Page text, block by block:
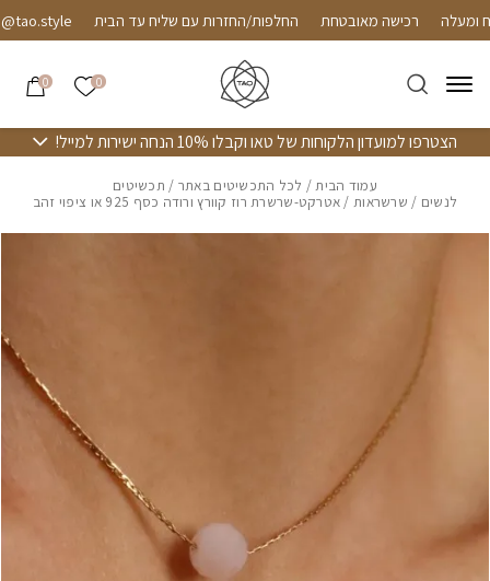
Skip to Contentרכישה מאובטחת החלפות/החזרות עם שליח עד הבית
0 הרשימה
0
הצטרפו למועדון הלקוחות של טאו וקבלו 10% הנחה ישירות למייל!
עמוד הבית/ לכל התכשיטים באתר / תכשיטים
לנשים / שרשראות/ אטרקט-שרשרת רוז קוורץ ורודה כסף 925 או ציפוי זהב
בחזרה למעלה